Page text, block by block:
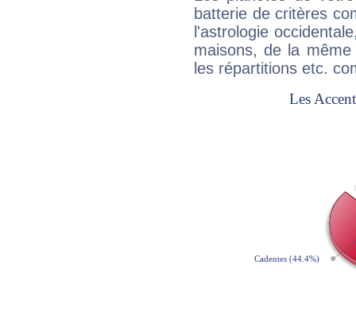
batterie de critères
l'astrologie
maisons, de la
les répartitions etc.